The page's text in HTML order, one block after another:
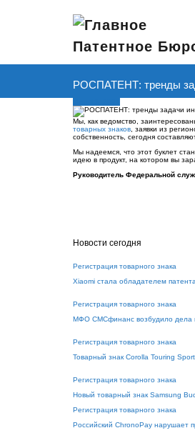
РОСПАТЕНТ: тренды
Мы, как ведомство,
товарных знаков , заявки из
собственность, сегодня
Мы надеемся, что этот буклет
идею в продукт, на котором вы
Руководитель Федеральной
Новости сегодня
Регистрация товарного знака
Xiaomi стала обладателем
Регистрация товарного знака
МФО СМСфинанс возбудило дела
Регистрация товарного знака
Товарный знак Corolla Touring
Регистрация товарного знака
Новый товарный знак Samsung
Регистрация товарного знака
Российский ChronoPay нарушает